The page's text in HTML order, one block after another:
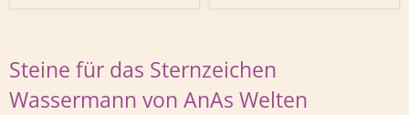
Steine für das Sternzeichen
Wassermann von AnAs Welten